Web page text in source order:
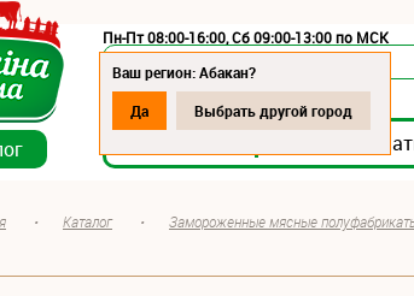
Пн-Пт 08:00-16:00, Сб 09:00-13:00 по МСК
Ваш регион: Абакан?
Да
Выбрать другой город
• Каталог • Замороженные мясные